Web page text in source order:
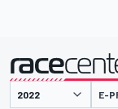
présenté par E-